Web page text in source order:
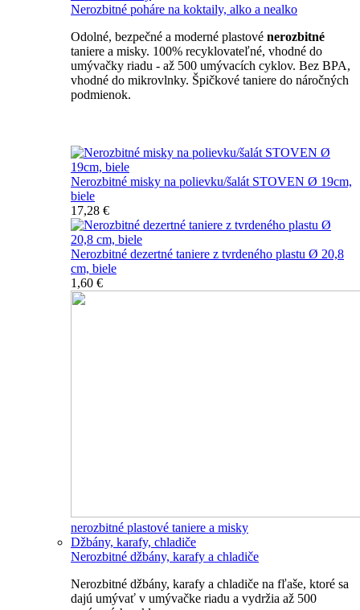
Nerozbitné poháre na koktaily, alko a nealko
Odolné, bezpečné a moderné plastové nerozbitné
taniere a misky. 100% recyklovateľné, vhodné do
umývačky riadu - až 500 umývacích cyklov. Bez BPA,
vhodné do mikrovlnky. Špičkové taniere do náročných
podmienok.
Nerozbitné misky na polievku/šalát STOVEN Ø 19cm,
biele
17,28 €
Nerozbitné dezertné taniere z tvrdeného plastu Ø 20,8
cm, biele
1,60 €
nerozbitné plastové taniere a misky
Džbány, karafy, chladiče
Nerozbitné džbány, karafy a chladiče
Nerozbitné džbány, karafy a chladiče na fľaše, ktoré sa
dajú umývať v umývačke riadu a vydržia až 500